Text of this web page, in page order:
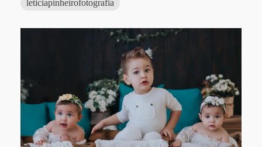
leticiapinheirofotografia